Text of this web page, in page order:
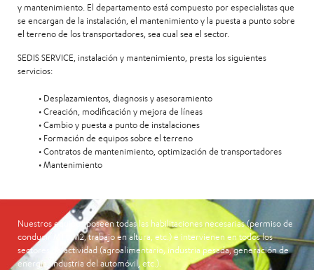
y mantenimiento . El departamento está compuesto por especialistas que
se encargan de la instalación, el mantenimiento y la puesta a punto sobre
el terreno de los transportadores, sea cual sea el sector.
SEDIS SERVICE, instalación y mantenimiento , presta los siguientes
servicios:
• Desplazamientos, diagnosis y asesoramiento
• Creación, modificación y mejora de líneas
• Cambio y puesta a punto de instalaciones
• Formación de equipos sobre el terreno
• Contratos de mantenimiento, optimización de transportadores
• Mantenimiento
Nuestros equipos poseen todas las habilitaciones necesarias (permiso de
conducir M1 y M2, trabajo en altura, etc.) e intervienen en todos los
sectores de actividad (agroalimentario, industria pesada, generación de
energía, industria del automóvil, etc.).